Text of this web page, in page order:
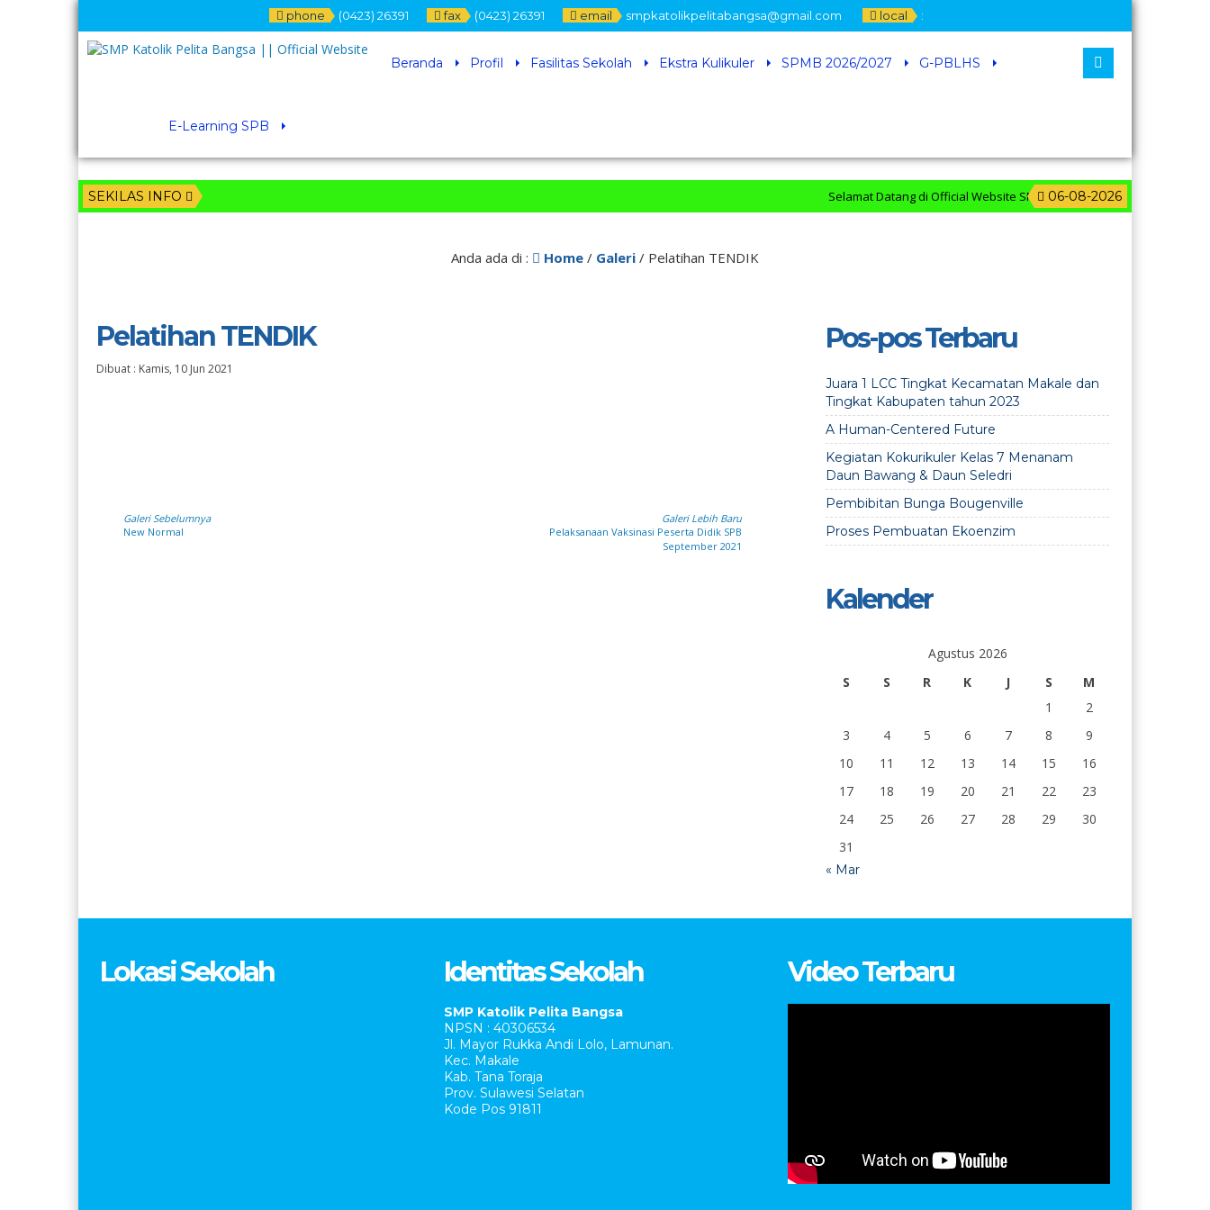
phone (0423) 26391 fax (0423) 26391 email smpkatolikpelitabangsa@gmail.com local :
Beranda Profil Fasilitas Sekolah Ekstra Kulikuler SPMB 2026/2027 G-PBLHS
E-Learning SPB
SEKILAS INFO 06-08-2026
Selamat Datang di Official Website SMP Katolik Pelita Bangsa
Anda ada di : Home / Galeri / Pelatihan TENDIK
Pelatihan TENDIK
Dibuat : Kamis, 10 Jun 2021
Galeri Sebelumnya
New Normal
Galeri Lebih Baru
Pelaksanaan Vaksinasi Peserta Didik SPB
September 2021
Pos-pos Terbaru
Juara 1 LCC Tingkat Kecamatan Makale dan
Tingkat Kabupaten tahun 2023
A Human-Centered Future
Kegiatan Kokurikuler Kelas 7 Menanam
Daun Bawang & Daun Seledri
Pembibitan Bunga Bougenville
Proses Pembuatan Ekoenzim
Kalender
Agustus 2026
S
S R K J S
M
1
2
3
4 5 6 7 8
9
10
11 12 13 14 15
16
17
18 19 20 21 22
23
24
25 26 27 28 29
30
31
« Mar
Lokasi Sekolah Identitas Sekolah
SMP Katolik Pelita Bangsa
NPSN : 40306534
Jl. Mayor Rukka Andi Lolo, Lamunan.
Kec. Makale
Kab. Tana Toraja
Prov. Sulawesi Selatan
Kode Pos 91811
Video Terbaru